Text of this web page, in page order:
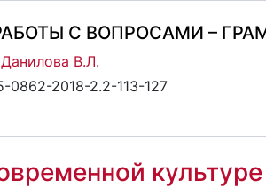
С ВОПРОСАМИ –
Данилова В.Л.
0862-2018-2.2-113-127
культуре